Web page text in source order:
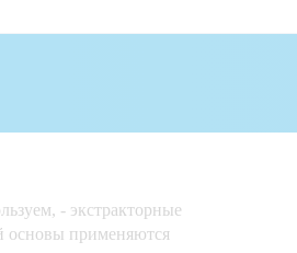
- экстракторные
основы применяются